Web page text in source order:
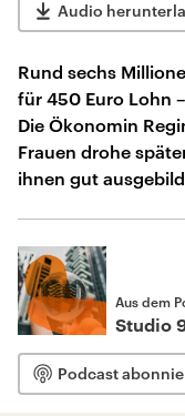
Audio
Rund sechs
für 450 Euro Lohn
Die Ökonomin
Frauen drohe
ihnen gut
Aus dem
Studio
Podcast